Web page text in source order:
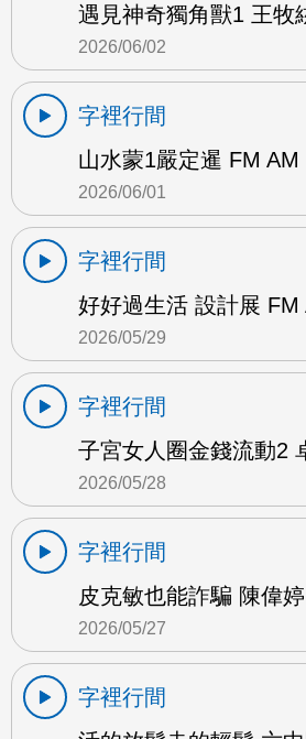
遇見神奇獨角獸1 王牧
2026/06/02
字裡行間
山水蒙1嚴定暹 FM AM
2026/06/01
字裡行間
好好過生活 設計展 FM
2026/05/29
字裡行間
子宮女人圈金錢流動2
2026/05/28
字裡行間
皮克敏也能詐騙 陳偉
2026/05/27
字裡行間